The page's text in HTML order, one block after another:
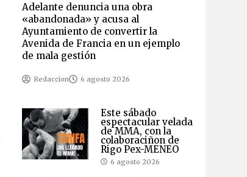
Adelante denuncia una obra
«abandonada» y acusa al
Ayuntamiento de convertir la
Avenida de Francia en un ejemplo
de mala gestión
Redaccion 6 agosto 2026
Este sábado
espectacular velada
de MMA, con la
colaboraciñon de
Rigo Pex-MENEO
6 agosto 2026